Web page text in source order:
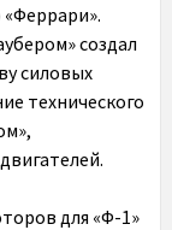
создал
силовых
технического
для «Ф-1»